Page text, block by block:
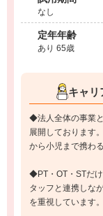
なし
定年年齢
あり 65歳
キャリ
◆法人全体の事業
展開しております
から小児まで携わ
◆PT・OT・STだ
タッフと連携しな
を重視しています。